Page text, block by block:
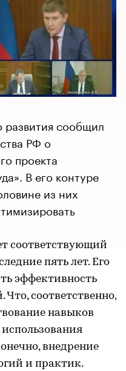
сообщил
РФ о
проекта
В его контуре
из них
соответствующий
пять лет. Его
эффективность
соответственно,
навыков
внедрение
и практик.